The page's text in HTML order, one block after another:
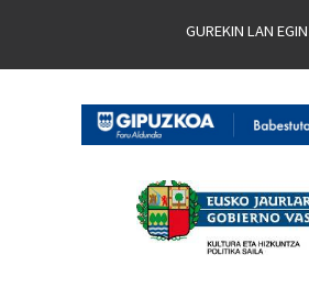
GUREKIN LAN EGIN